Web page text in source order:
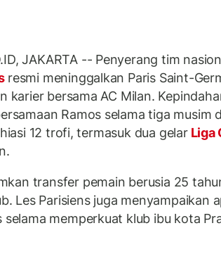
JAKARTA -- Penyerang tim
resmi meninggalkan Paris Saint-
karier bersama AC Milan.
Ramos selama tiga musim
12 trofi, termasuk dua gelarLiga
transfer pemain berusia 25
Les Parisiens juga menyampaikan
selama memperkuat klub ibu kota